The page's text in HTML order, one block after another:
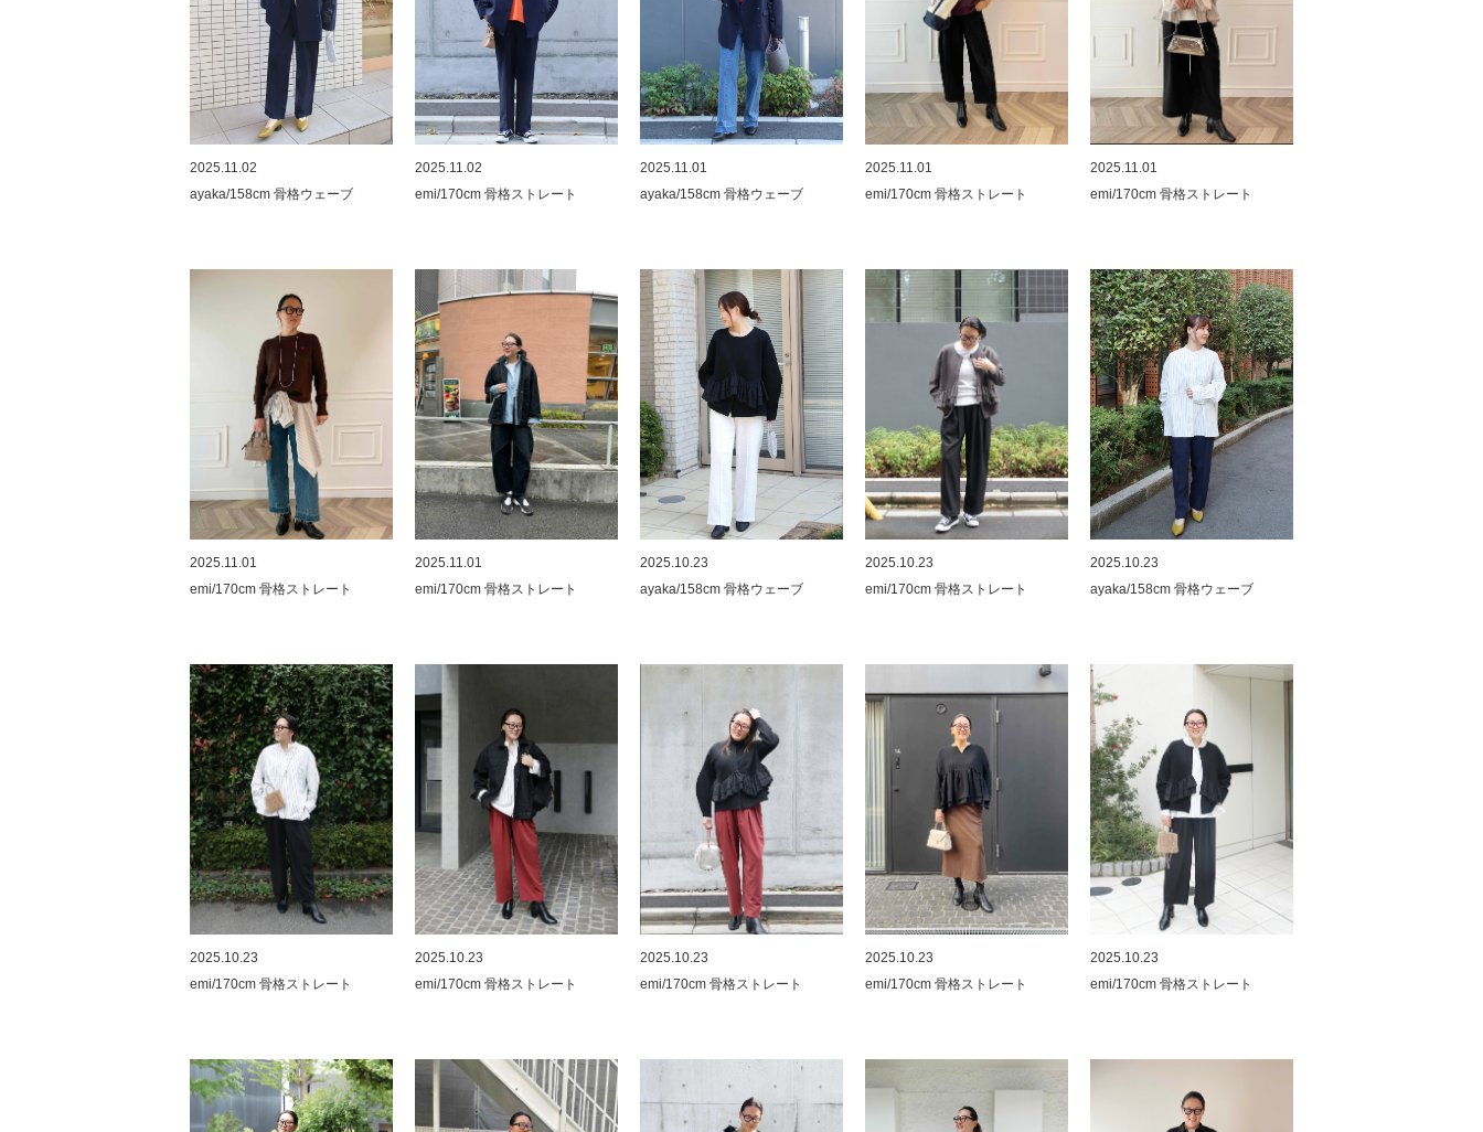
2025.11.02
ayaka/158cm 骨格ウェーブ
2025.11.02
emi/170cm 骨格ストレート
2025.11.01
ayaka/158cm 骨格ウェーブ
2025.11.01
emi/170cm 骨格ストレート
2025.11.01
emi/170cm 骨格ストレート
2025.11.01
emi/170cm 骨格ストレート
2025.11.01
emi/170cm 骨格ストレート
2025.10.23
ayaka/158cm 骨格ウェーブ
2025.10.23
emi/170cm 骨格ストレート
2025.10.23
ayaka/158cm 骨格ウェーブ
2025.10.23
emi/170cm 骨格ストレート
2025.10.23
emi/170cm 骨格ストレート
2025.10.23
emi/170cm 骨格ストレート
2025.10.23
emi/170cm 骨格ストレート
2025.10.23
emi/170cm 骨格ストレート